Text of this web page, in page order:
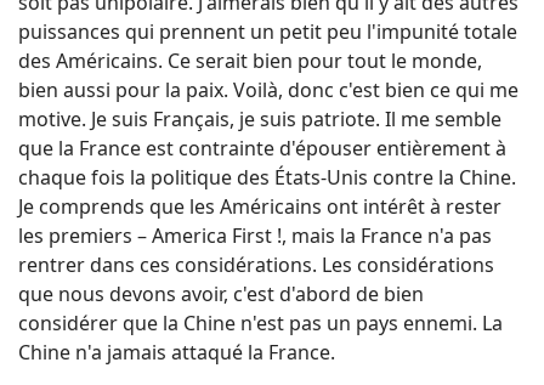
puissances qui prennent un petit peu l'impunité totale
des Américains. Ce serait bien pour tout le monde,
bien aussi pour la paix. Voilà, donc c'est bien ce qui me
motive. Je suis Français, je suis patriote. Il me semble
que la France est contrainte d'épouser entièrement à
chaque fois la politique des États-Unis contre la Chine.
Je comprends que les Américains ont intérêt à rester
les premiers – America First !, mais la France n'a pas
rentrer dans ces considérations. Les considérations
que nous devons avoir, c'est d'abord de bien
considérer que la Chine n'est pas un pays ennemi. La
Chine n'a jamais attaqué la France.